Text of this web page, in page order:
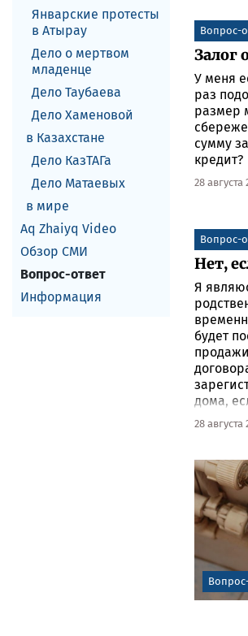
Январские протесты
в Атырау
Дело о мертвом
младенце
Дело Таубаева
Дело Хаменовой
в Казахстане
Дело КазТАГа
Дело Матаевых
в мире
Aq Zhaiyq Video
Обзор СМИ
Вопрос-ответ
Информация
Вопрос-
Залог
У меня
раз
размер
сумму
кредит?
28 августа
Вопрос-
Нет,
Я
будет
дома,
28 августа